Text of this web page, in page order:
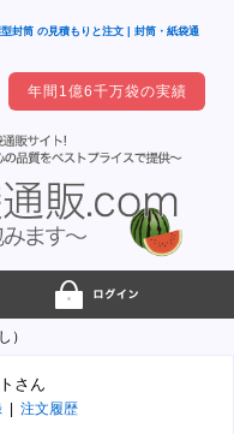
封筒 の見積もりと注文 | 封筒・紙袋通
年間1億6千万袋の実績
）
さん
注文履歴